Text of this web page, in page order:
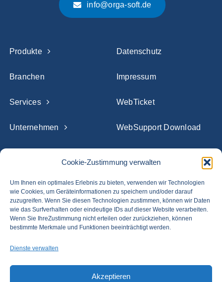
Cookie-Zustimmung verwalten
Um Ihnen ein optimales Erlebnis zu bieten, verwenden wir Technologien
wie Cookies, um Geräteinformationen zu speichern und/oder darauf
zuzugreifen. Wenn Sie diesen Technologien zustimmen, können wir Daten
wie das Surfverhalten oder eindeutige IDs auf dieser Website verarbeiten.
Wenn Sie IhreZustimmung nicht erteilen oder zurückziehen, können
bestimmte Merkmale und Funktionen beeinträchtigt werden.
Dienste verwalten
Akzeptieren
info@orga-soft.de
Produkte
Branchen
Services
Unternehmen
Blog
Karriere
Datenschutz
Impressum
WebTicket
WebSupport Download